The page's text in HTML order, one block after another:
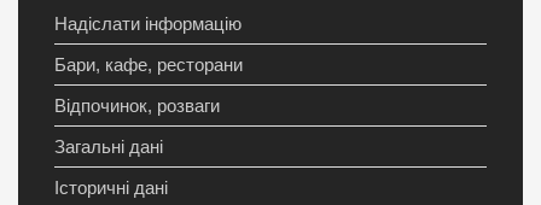
Надіслати інформацію
Бари, кафе, ресторани
Відпочинок, розваги
Загальні дані
Історичні дані